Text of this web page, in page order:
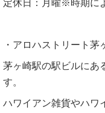
定休日：月曜※時期に
・アロハストリート茅
茅ヶ崎駅の駅ビルにあ
す。
ハワイアン雑貨やハワ